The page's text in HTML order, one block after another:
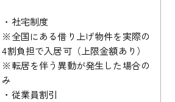
・社宅制度
※全国にある借り上げ物件を実際の
4割負担で入居可（上限金額あり）
※転居を伴う異動が発生した場合の
み
・従業員割引